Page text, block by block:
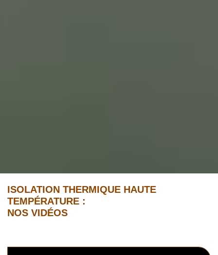
ISOLATION THERMIQUE HAUTE
TEMPÉRATURE :
NOS VIDÉOS